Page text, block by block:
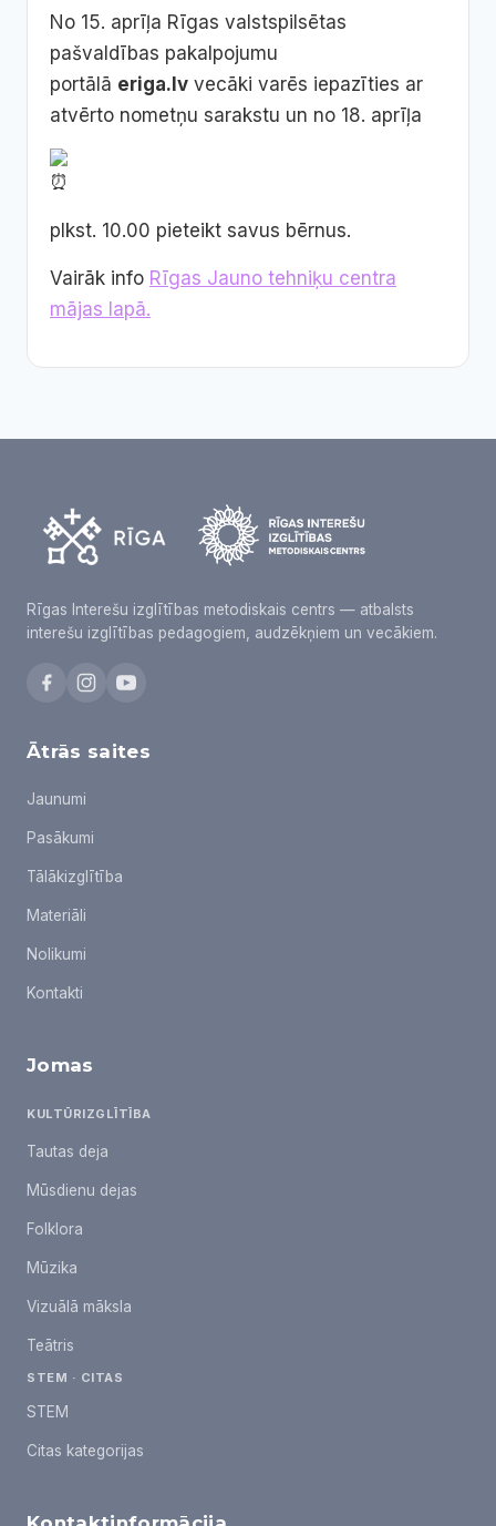
No 15. aprīļa Rīgas valstspilsētas
pašvaldības pakalpojumu
portālā eriga.lv vecāki varēs iepazīties ar
atvērto nometņu sarakstu un no 18. aprīļa
plkst. 10.00 pieteikt savus bērnus.
Vairāk info Rīgas Jauno tehniķu centra
mājas lapā.
Rīgas Interešu izglītības metodiskais centrs — atbalsts
interešu izglītības pedagogiem, audzēkņiem un vecākiem.
Ātrās saites
Jaunumi
Pasākumi
Tālākizglītība
Materiāli
Nolikumi
Kontakti
Jomas
KULTŪRIZGLĪTĪBA
Tautas deja
Mūsdienu dejas
Folklora
Mūzika
Vizuālā māksla
Teātris
STEM · CITAS
STEM
Citas kategorijas